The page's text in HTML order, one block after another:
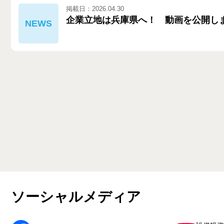
企業立地は兵庫県へ！ 動画を公開し
掲載日：2026.04.30
ソーシャルメディア